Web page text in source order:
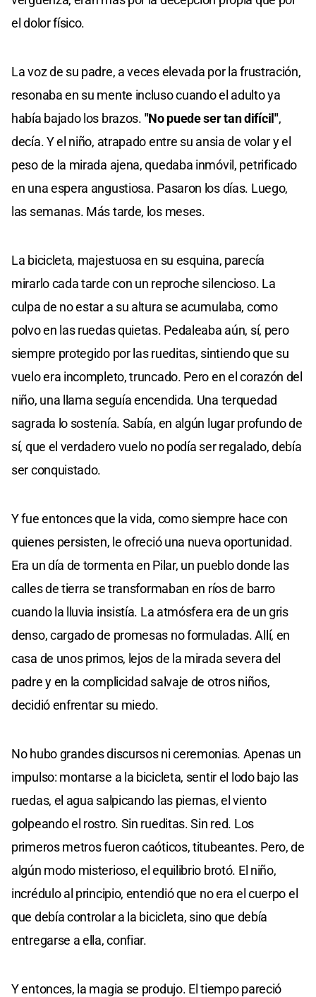
el dolor físico.
La voz de su padre, a veces elevada por la frustración,
resonaba en su mente incluso cuando el adulto ya
había bajado los brazos. "No puede ser tan difícil",
decía. Y el niño, atrapado entre su ansia de volar y el
peso de la mirada ajena, quedaba inmóvil, petrificado
en una espera angustiosa. Pasaron los días. Luego,
las semanas. Más tarde, los meses.
La bicicleta, majestuosa en su esquina, parecía
mirarlo cada tarde con un reproche silencioso. La
culpa de no estar a su altura se acumulaba, como
polvo en las ruedas quietas. Pedaleaba aún, sí, pero
siempre protegido por las rueditas, sintiendo que su
vuelo era incompleto, truncado. Pero en el corazón del
niño, una llama seguía encendida. Una terquedad
sagrada lo sostenía. Sabía, en algún lugar profundo de
sí, que el verdadero vuelo no podía ser regalado, debía
ser conquistado.
Y fue entonces que la vida, como siempre hace con
quienes persisten, le ofreció una nueva oportunidad.
Era un día de tormenta en Pilar, un pueblo donde las
calles de tierra se transformaban en ríos de barro
cuando la lluvia insistía. La atmósfera era de un gris
denso, cargado de promesas no formuladas. Allí, en
casa de unos primos, lejos de la mirada severa del
padre y en la complicidad salvaje de otros niños,
decidió enfrentar su miedo.
No hubo grandes discursos ni ceremonias. Apenas un
impulso: montarse a la bicicleta, sentir el lodo bajo las
ruedas, el agua salpicando las piernas, el viento
golpeando el rostro. Sin rueditas. Sin red. Los
primeros metros fueron caóticos, titubeantes. Pero, de
algún modo misterioso, el equilibrio brotó. El niño,
incrédulo al principio, entendió que no era el cuerpo el
que debía controlar a la bicicleta, sino que debía
entregarse a ella, confiar.
Y entonces, la magia se produjo. El tiempo pareció